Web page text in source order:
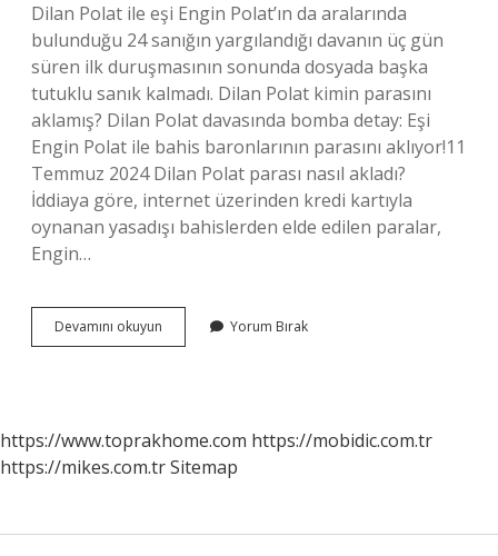
Dilan Polat ile eşi Engin Polat’ın da aralarında
bulunduğu 24 sanığın yargılandığı davanın üç gün
süren ilk duruşmasının sonunda dosyada başka
tutuklu sanık kalmadı. Dilan Polat kimin parasını
aklamış? Dilan Polat davasında bomba detay: Eşi
Engin Polat ile bahis baronlarının parasını aklıyor!11
Temmuz 2024 Dilan Polat parası nasıl akladı?
İddiaya göre, internet üzerinden kredi kartıyla
oynanan yasadışı bahislerden elde edilen paralar,
Engin…
Devamını okuyun
Polat
Yorum Bırak
https://www.toprakhome.com https://mobidic.com.tr
https://mikes.com.trSitemap